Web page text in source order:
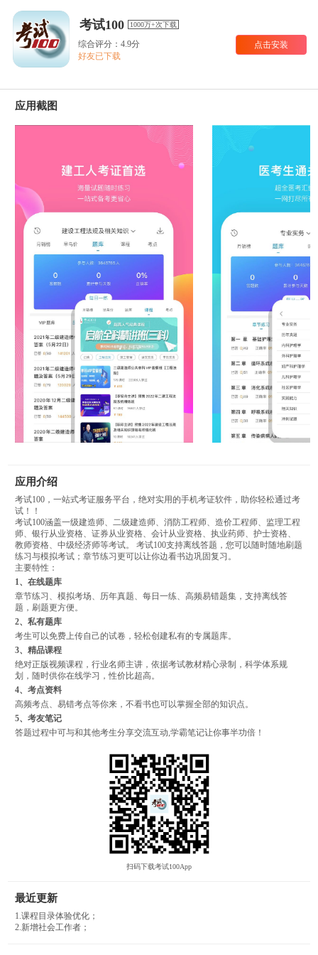
考试100 1000万+次下载
综合评分：4.9分
好友已下载
点击安装
应用截图
应用介绍
考试100，一站式考证服务平台，绝对实用的手机考证软件，助你轻松通过考
试！！
考试100涵盖一级建造师、二级建造师、消防工程师、造价工程师、监理工程
师、银行从业资格、证券从业资格、会计从业资格、执业药师、护士资格、
教师资格、中级经济师等考试。 考试100支持离线答题，您可以随时随地刷题
练习与模拟考试；章节练习更可以让你边看书边巩固复习。
主要特性：
1、在线题库
章节练习、模拟考场、历年真题、每日一练、高频易错题集，支持离线答
题，刷题更方便。
2、私有题库
考生可以免费上传自己的试卷，轻松创建私有的专属题库。
3、精品课程
绝对正版视频课程，行业名师主讲，依据考试教材精心录制，科学体系规
划，随时供你在线学习，性价比超高。
4、考点资料
高频考点、易错考点等你来，不看书也可以掌握全部的知识点。
5、考友笔记
答题过程中可与和其他考生分享交流互动,学霸笔记让你事半功倍！
扫码下载考试100App
最近更新
1.课程目录体验优化；
2.新增社会工作者；